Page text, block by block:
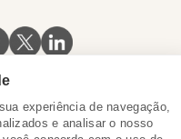
experiência de navegação,
e analisar o nosso